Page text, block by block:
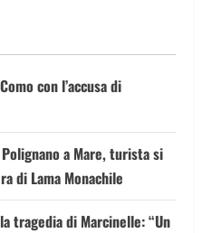
con l’accusa di
a Mare, turista si
di Lama Monachile
tragedia di Marcinelle: “Un